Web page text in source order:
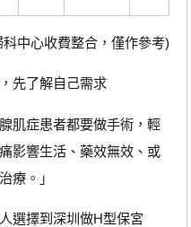
中心收費整合，僅作參考)
先了解自己需求
症患者都要做手術，輕
影響生活、藥效無效、或
療。」
擇到深圳做H型保宮